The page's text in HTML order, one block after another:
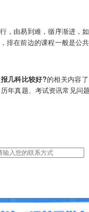
由易到难，循序渐进，
排在前边的课程一般是公
几科比较好?的相关内容
年真题、考试资讯常见问